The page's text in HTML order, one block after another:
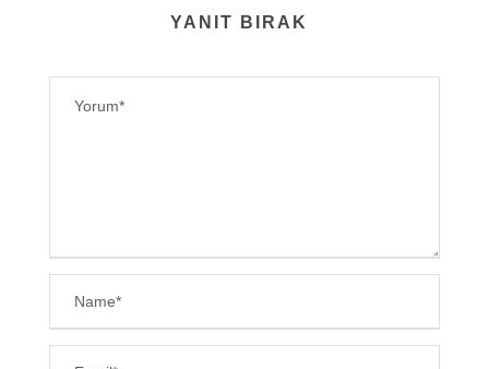
YANIT BIRAK